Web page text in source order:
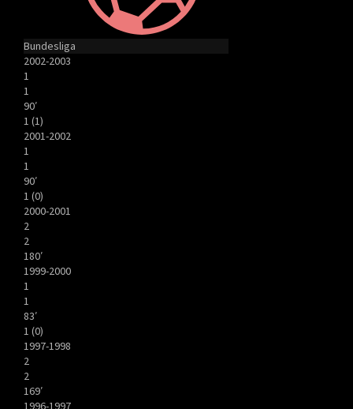
Bundesliga
2002-2003
1
1
90′
1 (1)
2001-2002
1
1
90′
1 (0)
2000-2001
2
2
180′
1999-2000
1
1
83′
1 (0)
1997-1998
2
2
169′
1996-1997